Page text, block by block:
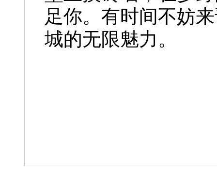
足你。有时间不妨
城的无限魅力。